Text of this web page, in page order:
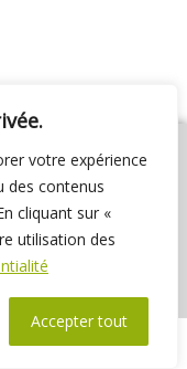
votre expérience
des contenus
cliquant sur «
utilisation des
Accepter tout
Nous contacter
Délibérations